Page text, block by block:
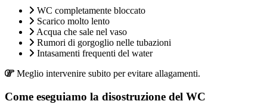
WC completamente bloccato
Scarico molto lento
Acqua che sale nel vaso
Rumori di gorgoglio nelle tubazioni
Intasamenti frequenti del water
Meglio intervenire subito per evitare allagamenti.
Come eseguiamo la disostruzione del WC